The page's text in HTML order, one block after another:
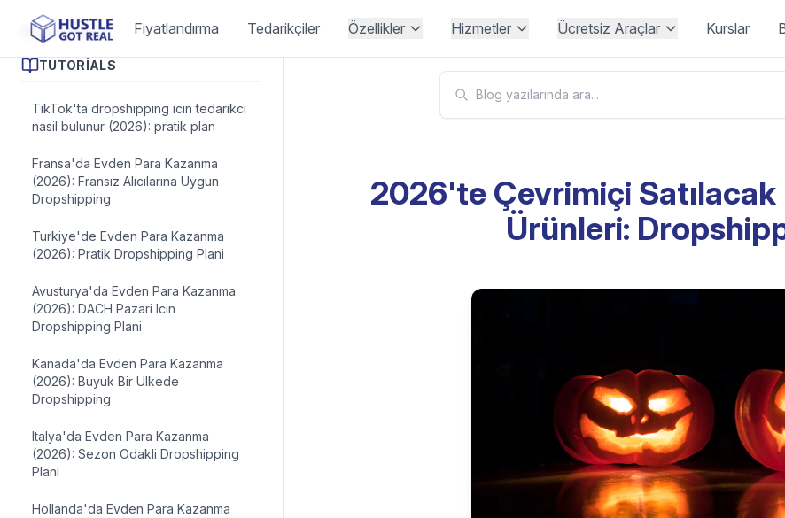
Fiyatlandırma Tedarikçiler Özellikler Hizmetler Ücretsiz Araçlar Kurslar
Blog Yazıları
TUTORIALS
TikTok'ta dropshipping icin tedarikci
nasil bulunur (2026): pratik plan
Fransa'da Evden Para Kazanma
(2026): Fransız Alıcılarına Uygun
Dropshipping
Turkiye'de Evden Para Kazanma
(2026): Pratik Dropshipping Plani
Avusturya'da Evden Para Kazanma
(2026): DACH Pazari Icin
Dropshipping Plani
Kanada'da Evden Para Kazanma
(2026): Buyuk Bir Ulkede
Dropshipping
Italya'da Evden Para Kazanma
(2026): Sezon Odakli Dropshipping
Plani
Hollanda'da Evden Para Kazanma
2026'te Çevrimiçi Satılacak
Ürünleri: